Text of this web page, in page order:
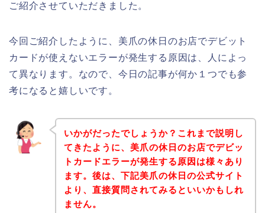
ご紹介させていただきました。
今回ご紹介したように、美爪の休日のお店でデビット
カードが使えないエラーが発生する原因は、人によっ
て異なります。なので、今日の記事が何か１つでも参
考になると嬉しいです。
いかがだったでしょうか？これまで説明し
てきたように、美爪の休日のお店でデビッ
トカードエラーが発生する原因は様々あり
ます。後は、下記美爪の休日の公式サイト
より、直接質問されてみるといいかもしれ
ません。